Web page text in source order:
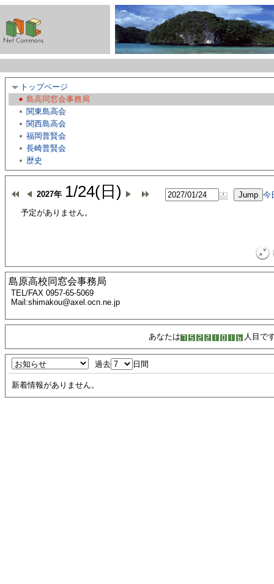
トップページ
島高同窓会事務局
関東島高会
関西島高会
福岡普賢会
長崎普賢会
歴史
2027年 1/24(日)
今
予定がありません。
島原高校同窓会事務局
TEL/FAX 0957-65-5069
Mail:shimakou@axel.ocn.ne.jp
あなたは 人目で
過去 日間
新着情報がありません。